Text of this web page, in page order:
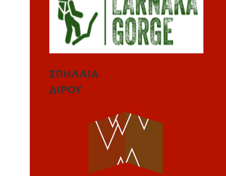
ΣΠΗΛΑΙΑ
ΔΙΡΟΥ